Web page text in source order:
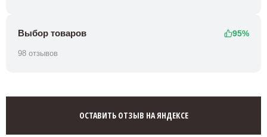
Выбор товаров 95%
98 отзывов
ОСТАВИТЬ ОТЗЫВ НА ЯНДЕКСЕ